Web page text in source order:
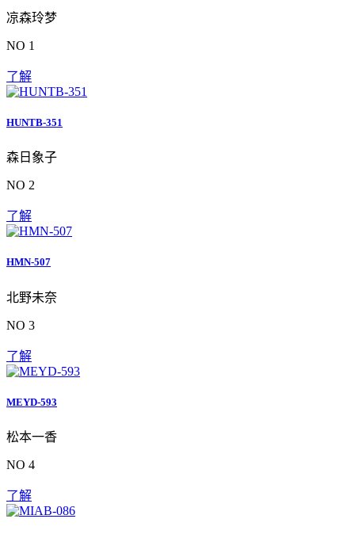
凉森玲梦
NO 1
了解
HUNTB-351
森日象子
NO 2
了解
HMN-507
北野未奈
NO 3
了解
MEYD-593
松本一香
NO 4
了解